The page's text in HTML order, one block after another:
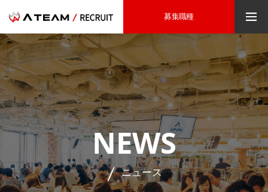
募集職種
NEWS
ニュース